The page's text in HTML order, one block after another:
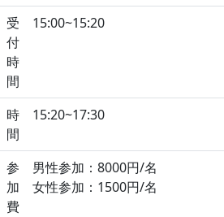
受
付
時
間
15:00~15:20
時
間
15:20~17:30
参
加
費
男性参加：8000円/名
女性参加：1500円/名